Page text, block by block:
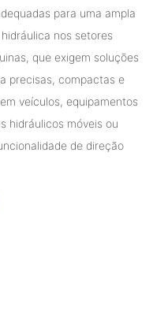
para uma ampla
nos setores
que exigem soluções
precisas, compactas e
veículos, equipamentos
hidráulicos móveis ou
de direção